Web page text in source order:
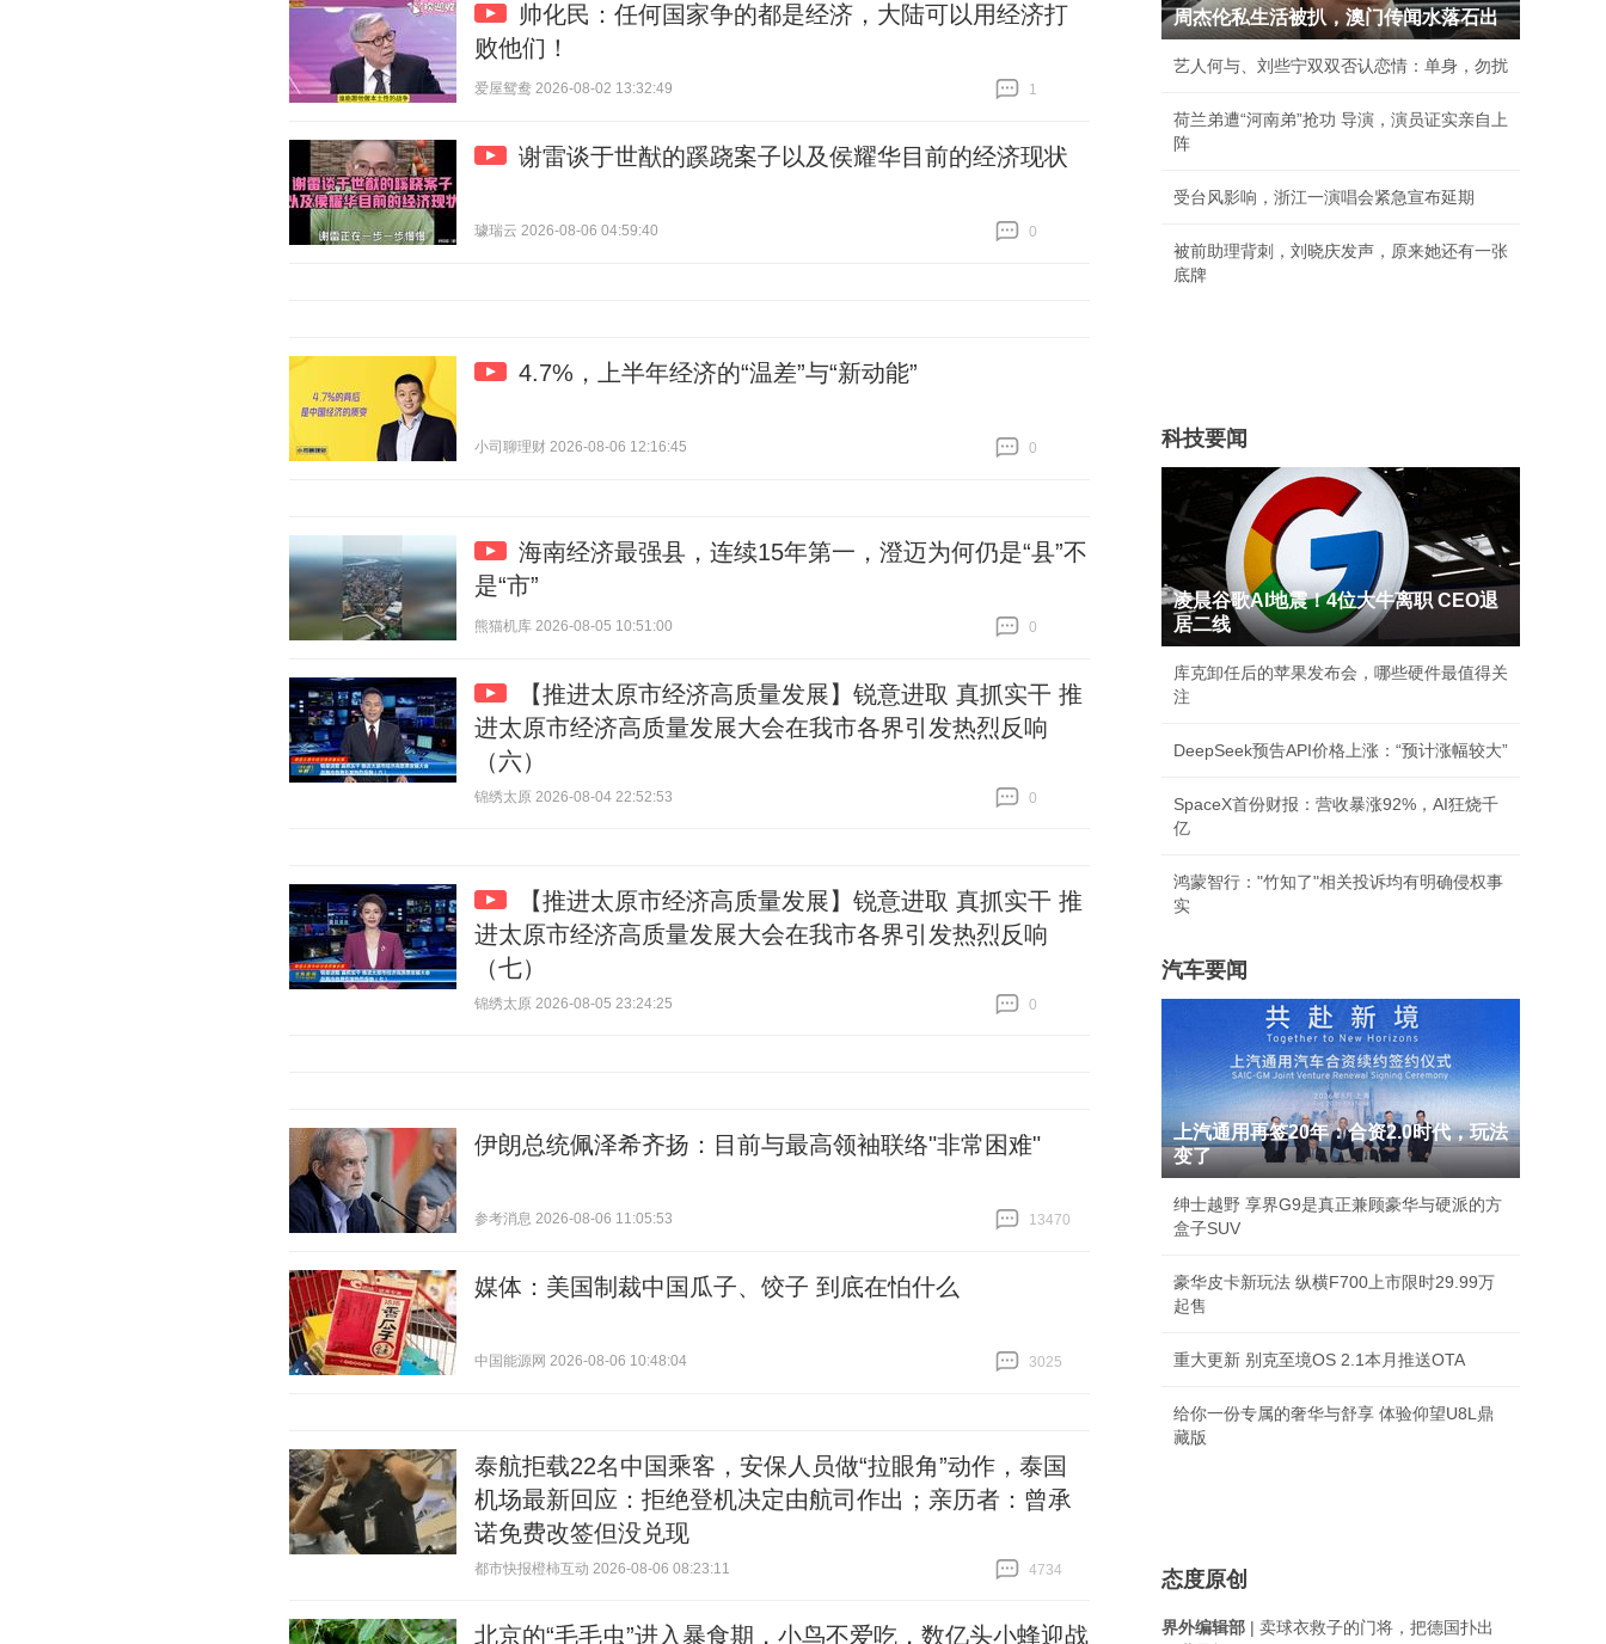
帅化民：任何国家争的都是经济，大陆可以用经济打
败他们！
爱屋鸳鸯 2026-08-02 13:32:49
1
谢雷谈于世猷的蹊跷案子以及侯耀华目前的经济现状
璩瑞云 2026-08-06 04:59:40
0
4.7%，上半年经济的“温差”与“新动能”
小司聊理财 2026-08-06 12:16:45
0
海南经济最强县，连续15年第一，澄迈为何仍是“县”不
是“市”
熊猫机库 2026-08-05 10:51:00
0
【推进太原市经济高质量发展】锐意进取 真抓实干 推
进太原市经济高质量发展大会在我市各界引发热烈反响
（六）
锦绣太原 2026-08-04 22:52:53
0
【推进太原市经济高质量发展】锐意进取 真抓实干 推
进太原市经济高质量发展大会在我市各界引发热烈反响
（七）
锦绣太原 2026-08-05 23:24:25
0
伊朗总统佩泽希齐扬：目前与最高领袖联络"非常困难"
参考消息 2026-08-06 11:05:53
13470
媒体：美国制裁中国瓜子、饺子 到底在怕什么
中国能源网 2026-08-06 10:48:04
3025
泰航拒载22名中国乘客，安保人员做“拉眼角”动作，泰国
机场最新回应：拒绝登机决定由航司作出；亲历者：曾承
诺免费改签但没兑现
都市快报橙柿互动 2026-08-06 08:23:11
4734
北京的“毛毛虫”进入暴食期，小鸟不爱吃，数亿头小蜂迎战
周杰伦私生活被扒，澳门传闻水落石出
艺人何与、刘些宁双双否认恋情：单身，勿扰
荷兰弟遭“河南弟”抢功 导演，演员证实亲自上
阵
受台风影响，浙江一演唱会紧急宣布延期
被前助理背刺，刘晓庆发声，原来她还有一张
底牌
科技要闻
凌晨谷歌AI地震！4位大牛离职 CEO退
居二线
库克卸任后的苹果发布会，哪些硬件最值得关
注
DeepSeek预告API价格上涨：“预计涨幅较大”
SpaceX首份财报：营收暴涨92%，AI狂烧千
亿
鸿蒙智行："竹知了"相关投诉均有明确侵权事
实
汽车要闻
上汽通用再签20年：合资2.0时代，玩法
变了
绅士越野 享界G9是真正兼顾豪华与硬派的方
盒子SUV
豪华皮卡新玩法 纵横F700上市限时29.99万
起售
重大更新 别克至境OS 2.1本月推送OTA
给你一份专属的奢华与舒享 体验仰望U8L鼎
藏版
态度原创
界外编辑部 | 卖球衣救子的门将，把德国扑出